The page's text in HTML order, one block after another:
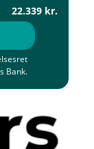
22.339 kr.
Bank.